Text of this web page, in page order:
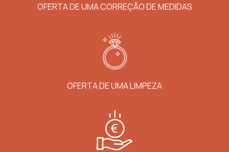
OFERTA DE UMA CORREÇÃO DE MEDIDAS
OFERTA DE UMA LIMPEZA